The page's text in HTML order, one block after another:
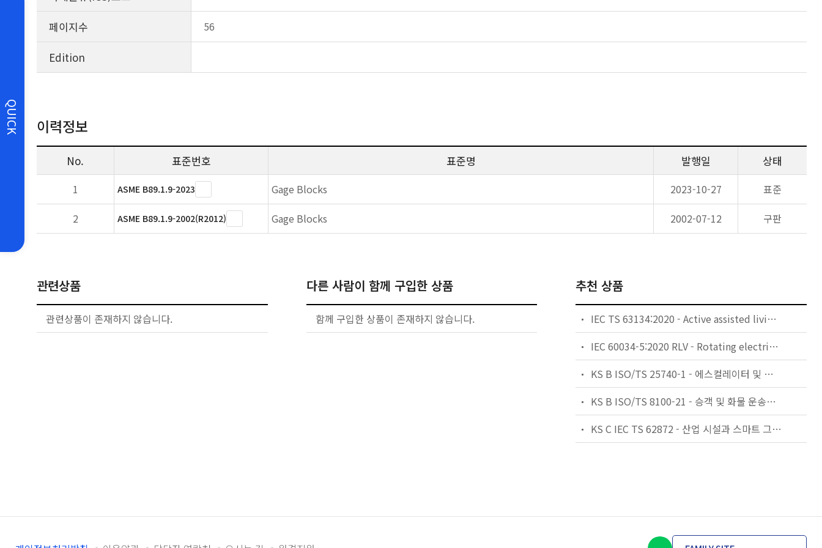
QUICK
페이지수
56
Edition
이력정보
No. 표준번호 표준명 발행일 상태
1 ASME B89.1.9-2023 Gage Blocks 2023-10-27
표준
2
ASME B89.1.9-2002(R2012) Gage Blocks 2002-07-12 구판
관련상품
관련상품이 존재하지 않습니다.
다른 사람이 함께 구입한 상품
함께 구입한 상품이 존재하지 않습니다.
추천 상품
IEC TS 63134:2020 - Active assisted living (AAL) use cases
IEC 60034-5:2020 RLV - Rotating electrical machines - Part 5: Degrees of protection provided by the integral design of rotating electrical machines (IP code) - Classification
KS B ISO/TS 25740-1 - 에스컬레이터 및 무빙워크에 대한 안전요건 — 제1부: 세계공통 필수 안전요건(GESRs)
KS B ISO/TS 8100-21 - 승객 및 화물 운송용 엘리베이터 —제21부: 세계공통 필수안전요건(GESRs)을 충족하는 세계공통 안전 파라미터(GSPs)
KS C IEC TS 62872 - 산업 시설과 스마트 그리드 사이의 산업 공정 측정, 제어 및 자동화 시스템 인터페이스